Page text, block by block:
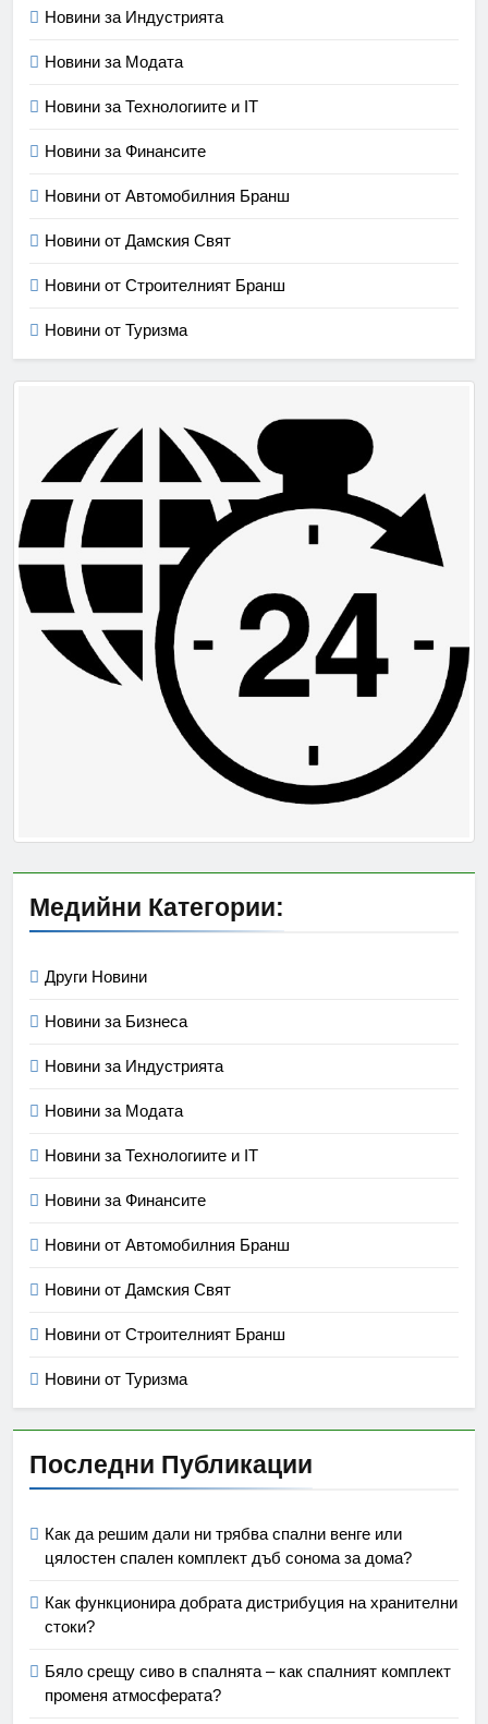
Новини за Индустрията
Новини за Модата
Новини за Технологиите и IT
Новини за Финансите
Новини от Автомобилния Бранш
Новини от Дамския Свят
Новини от Строителният Бранш
Новини от Туризма
Медийни Категории:
Други Новини
Новини за Бизнеса
Новини за Индустрията
Новини за Модата
Новини за Технологиите и IT
Новини за Финансите
Новини от Автомобилния Бранш
Новини от Дамския Свят
Новини от Строителният Бранш
Новини от Туризма
Последни Публикации
Как да решим дали ни трябва спални венге или
цялостен спален комплект дъб сонома за дома?
Как функционира добрата дистрибуция на хранителни
стоки?
Бяло срещу сиво в спалнята – как спалният комплект
променя атмосферата?